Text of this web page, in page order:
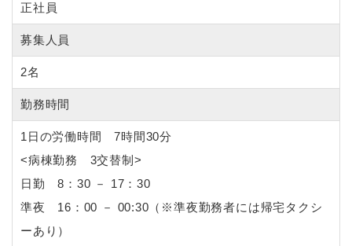
正社員
募集人員
2名
勤務時間
1日の労働時間 7時間30分
<病棟勤務 3交替制>
日勤 8：30 － 17：30
準夜 16：00 － 00:30（※準夜勤務者には帰宅タクシ
ーあり）